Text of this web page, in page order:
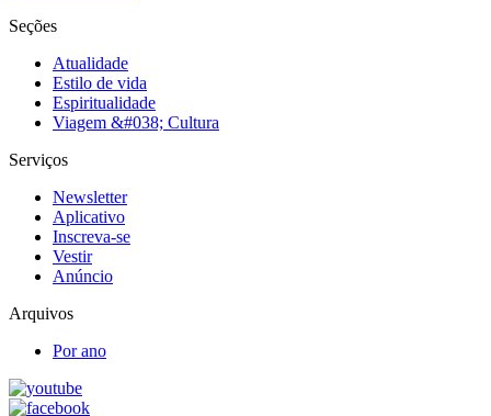
Seções
Atualidade
Estilo de vida
Espiritualidade
Viagem &#038; Cultura
Serviços
Newsletter
Aplicativo
Inscreva-se
Vestir
Anúncio
Arquivos
Por ano